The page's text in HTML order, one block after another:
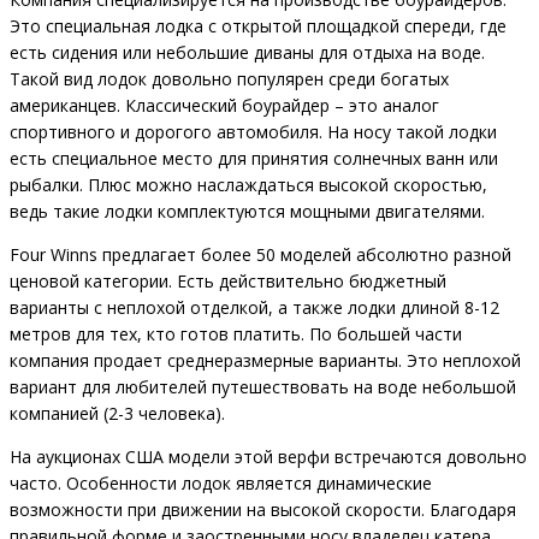
Это специальная лодка с открытой площадкой спереди, где
есть сидения или небольшие диваны для отдыха на воде.
Такой вид лодок довольно популярен среди богатых
американцев. Классический боурайдер – это аналог
спортивного и дорогого автомобиля. На носу такой лодки
есть специальное место для принятия солнечных ванн или
рыбалки. Плюс можно наслаждаться высокой скоростью,
ведь такие лодки комплектуются мощными двигателями.
Four Winns предлагает более 50 моделей абсолютно разной
ценовой категории. Есть действительно бюджетный
варианты с неплохой отделкой, а также лодки длиной 8-12
метров для тех, кто готов платить. По большей части
компания продает среднеразмерные варианты. Это неплохой
вариант для любителей путешествовать на воде небольшой
компанией (2-3 человека).
На аукционах США модели этой верфи встречаются довольно
часто. Особенности лодок является динамические
возможности при движении на высокой скорости. Благодаря